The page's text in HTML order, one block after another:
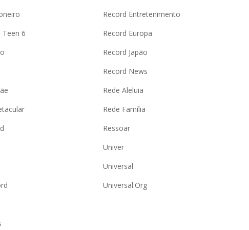
Teen 6
Record Entretenimento
Record Europa
Record Japão
Record News
Rede Aleluia
Rede Família
Ressoar
Univer
Universal
Universal.Org